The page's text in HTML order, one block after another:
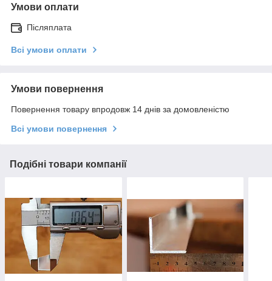
Умови оплати
Післяплата
Всі умови оплати
Умови повернення
Повернення товару впродовж 14 днів за домовленістю
Всі умови повернення
Подібні товари компанії